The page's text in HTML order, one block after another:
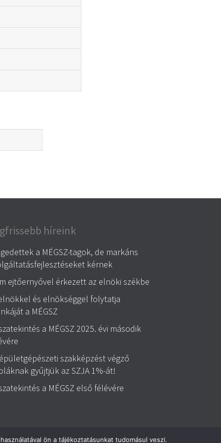
híreink
a MÉGSZ-tagok, de markáns
kérnek
ejtőernyővel érkezett az elnöki székbe
és elnökséggel folytatja
a MÉGSZ
a MÉGSZ 2025. évi második
szakképzést végző
gyűjtjük az SZJA 1%-át!
a MÉGSZ első félévére
ön a tájékoztatásunkat tudomásul veszi.